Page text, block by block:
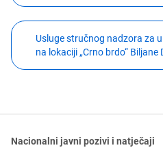
Usluge stručnog nadzora za
na lokaciji „Crno brdo“ Biljane
Nacionalni javni pozivi i natječaji